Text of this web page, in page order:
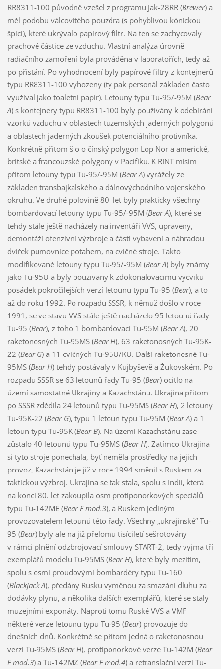
RR8311-100 původně vzešel z programu Jak-28RR (Brewer) a
měl podobu válcovitého pouzdra (s pohyblivou kónickou
špicí), které ukrývalo papírový filtr. Na ten se zachycovaly
prachové částice ze vzduchu. Vlastní analýza úrovně
radiačního zamoření byla prováděna v laboratořích, tedy až
po přistání. Po vyhodnocení byly papírové filtry z kontejnerů
typu RR8311-100 vyhozeny (ty pak personál základen často
využíval jako toaletní papír). Letouny typu Tu-95/-95M (Bear
A) s kontejnery typu RR8311-100 byly používány k odebírání
vzorků vzduchu v oblastech tuzemských jaderných polygonů
a oblastech jaderných zkoušek potenciálního protivníka.
Konkrétně přitom šlo o čínský polygon Lop Nor a americké,
britské a francouzské polygony v Pacifiku. K RINT misím
přitom letouny typu Tu-95/-95M (Bear A) vyrážely ze
základen transbajkalského a dálnovýchodního vojenského
okruhu. Ve druhé polovině 80. let byly prakticky všechny
bombardovací letouny typu Tu-95/-95M (Bear A), které se
tehdy stále ještě nacházely na inventáři VVS, upraveny,
demontáží ofenzivní výzbroje a části vybavení a náhradou
dvířek pumovnice potahem, na cvičné stroje. Takto
modifikované letouny typu Tu-95/-95M (Bear A) byly známy
jako Tu-95U a byly používány k zdokonalovacímu výcviku
posádek pokročilejších verzí letounu typu Tu-95 (Bear), a to
až do roku 1992. Po rozpadu SSSR, k němuž došlo v roce
1991, se ve stavu VVS stále ještě nacházelo 95 letounů řady
Tu-95 (Bear), z toho 1 bombardovací Tu-95M (Bear A), 20
raketonosných Tu-95MS (Bear H), 63 raketonosných Tu-95K-
22 (Bear G) a 11 cvičných Tu-95U/KU. Další raketonosné Tu-
95MS (Bear H) tehdy postávaly v Kujbyševě a Žukovském. Po
rozpadu SSSR se 63 letounů řady Tu-95 (Bear) ocitlo na
území samostatné Ukrajiny a Kazachstánu. Ukrajina přitom
po SSSR zdědila 24 letounů typu Tu-95MS (Bear H), 2 letouny
Tu-95K-22 (Bear G), typu 1 letoun typu Tu-95M (Bear A) a 1
letoun typu Tu-95K (Bear B). Na území Kazachstánu zase
zůstalo 40 letounů typu Tu-95MS (Bear H). Zatímco Ukrajina
si tyto stroje ponechala, byť neměla prostředky na jejich
provoz, Kazachstán je již v roce 1994 směnil s Ruskem za
taktickou výzbroj. Ukrajina se tak stala, spolu s Indií, která
na konci 80. let zakoupila osm protiponorkových speciálů
typu Tu-142ME (Bear F mod.3), a Ruskem jediným
provozovatelem letounů této řady. Všechny „ukrajinské“ Tu-
95 (Bear) byly ale na již přelomu tisíciletí sešrotovány
v rámci plnění odzbrojovací smlouvy START-2, tedy vyjma tří
exemplářů modelu Tu-95MS (Bear H), které byly mezitím,
spolu s osmi proudovými bombardéry typu Tu-160
(Blackjack A), předány Rusku výměnou za smazání dluhu za
dodávky plynu, a několika dalších exemplářů, které se staly
muzejními exponáty. Naproti tomu Ruské VVS a VMF
některé verze letounu typu Tu-95 (Bear) provozuje do
dnešních dnů. Konkrétně se přitom jedná o raketonosnou
verzi Tu-95MS (Bear H), protiponorkové verze Tu-142M (Bear
F mod.3) a Tu-142MZ (Bear F mod.4) a retranslační verzi Tu-